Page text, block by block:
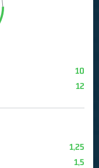
10
12
1,25
1,5